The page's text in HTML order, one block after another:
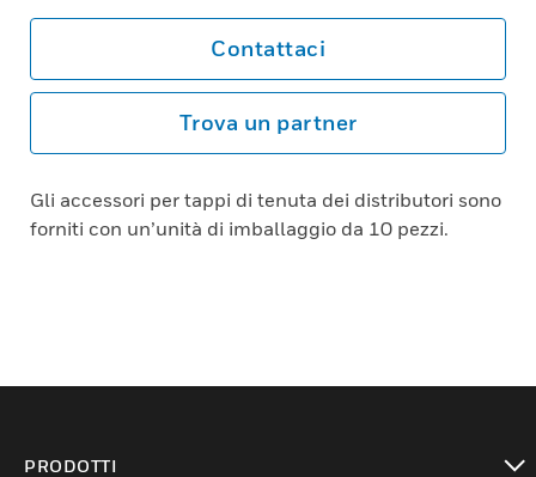
Contattaci
Trova un partner
Gli accessori per tappi di tenuta dei distributori sono
forniti con un’unità di imballaggio da 10 pezzi.
PRODOTTI